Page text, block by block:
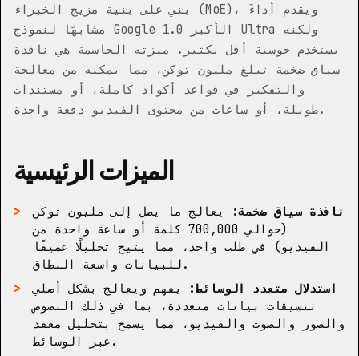
بني على بنية مزيج الخبراء (MoE)، ويقدم أداءً
مشابهًا لنموذج Google الأكبر 1.0 Ultra ولكنه
يستخدم حوسبة أقل بكثير. ميزته الحاسمة هي نافذة
سياق ضخمة تبلغ مليون توكن، مما يمكنه من معالجة
والتفكير في قواعد أكواد كاملة، أو مستندات
طويلة، أو ساعات من محتوى الفيديو دفعة واحدة.
الميزات الرئيسية
نافذة سياق ضخمة:
يعالج ما يصل إلى مليون توكن
(حوالي 700,000 كلمة أو ساعة واحدة من
الفيديو) في طلب واحد، مما يتيح تحليلًا عميقًا
للبيانات واسعة النطاق.
استدلال متعدد الوسائط:
يفهم ويعالج بشكل أصلي
تنسيقات بيانات متعددة، بما في ذلك النصوص
والصور والصوت والفيديو، مما يسمح بتحليل معقد
عبر الوسائط.